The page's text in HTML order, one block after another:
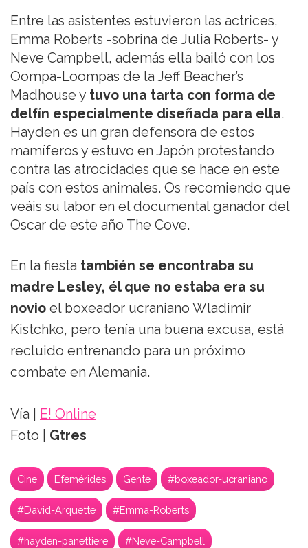
Entre las asistentes estuvieron las actrices,
Emma Roberts -sobrina de Julia Roberts- y
Neve Campbell, además ella bailó con los
Oompa-Loompas de la Jeff Beacher’s
Madhouse y tuvo una tarta con forma de
delfín especialmente diseñada para ella.
Hayden es un gran defensora de estos
mamíferos y estuvo en Japón protestando
contra las atrocidades que se hace en este
país con estos animales. Os recomiendo que
veáis su labor en el documental ganador del
Oscar de este año The Cove.
En la fiesta también se encontraba su
madre Lesley, él que no estaba era su
novio el boxeador ucraniano Wladimir
Kistchko, pero tenía una buena excusa, está
recluido entrenando para un próximo
combate en Alemania.
Vía |
E! Online
Foto | Gtres
Cine Efemérides Gente #boxeador-ucraniano
#David-Arquette #Emma-Roberts
#hayden-panettiere #Neve-Campbell